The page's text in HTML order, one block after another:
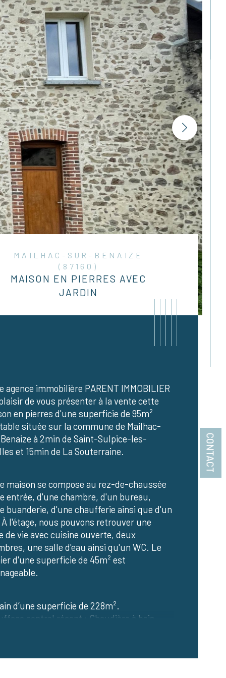
CONTACT
MAILHAC-SUR-BENAIZE
(87160)
MAISON EN PIERRES AVEC
JARDIN
Valeurs
de pièces
salle d'eau
de chauffage
agence immobilière PARENT IMMOBILIER
de vous présenter à la vente cette
en pierres d'une superficie de 95m²
située sur la commune de Mailhac-
à 2min de Saint-Sulpice-les-
et 15min de La Souterraine.
maison se compose au rez-de-chaussée
entrée, d'une chambre, d'un bureau,
buanderie, d'une chaufferie ainsi que d'un
À l'étage, nous pouvons retrouver une
de vie avec cuisine ouverte, deux
une salle d'eau ainsi qu'un WC. Le
d'une superficie de 45m² est
d’une superficie de 228m².
central récent : Chaudière à bois.